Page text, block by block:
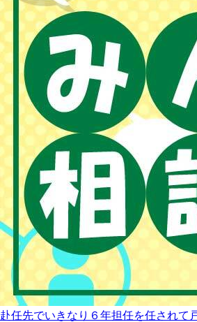
赴任先でいきなり６年担任を任されて